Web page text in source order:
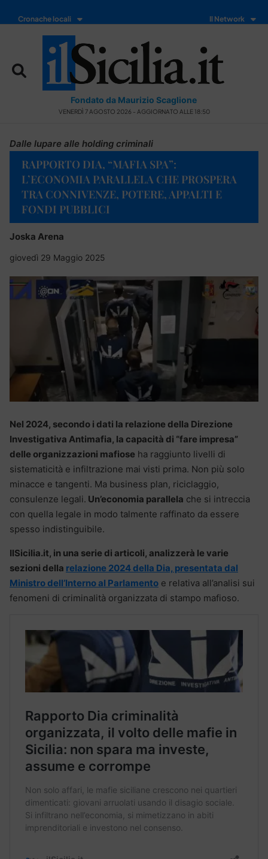
Cronache locali Il Network
Fondato da Maurizio Scaglione
VENERDÌ 7 AGOSTO 2026 - AGGIORNATO ALLE 18:50
Dalle lupare alle holding criminali
RAPPORTO DIA, “MAFIA SPA”:
L’ECONOMIA PARALLELA CHE PROSPERA
TRA CONNIVENZE, POTERE, APPALTI E
FONDI PUBBLICI
Joska Arena
giovedì 29 Maggio 2025
Nel 2024, secondo i dati la relazione della Direzione
Investigativa Antimafia, la capacità di “fare impresa”
delle organizzazioni mafiose ha raggiunto livelli di
sistematicità e infiltrazione mai visti prima. Non più solo
minacce e tangenti. Ma business plan, riciclaggio,
consulenze legali. Un’economia parallela che si intreccia
con quella legale in modo talmente raffinato da essere
spesso indistinguibile.
IlSicilia.it, in una serie di articoli, analizzerà le varie
sezioni della relazione 2024 della Dia, presentata dal
Ministro dell’Interno al Parlamento e relativa all’analisi sui
fenomeni di criminalità organizzata di stampo mafioso.